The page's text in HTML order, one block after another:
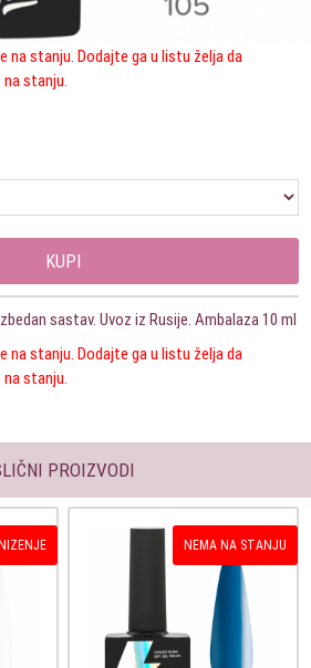
na stanju. Dodajte ga u listu želja da
stanju.
KUPI
sastav. Uvoz iz Rusije. Ambalaza 10 ml
na stanju. Dodajte ga u listu želja da
stanju.
PROIZVODI
NEMA NA STANJU